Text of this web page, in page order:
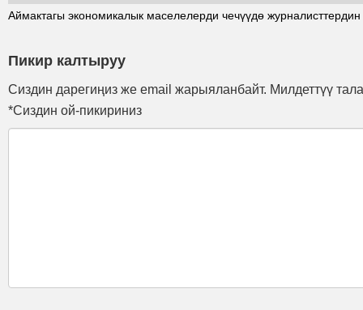
Аймактагы экономикалык маселелерди чечүүдө
Пикир калтыруу
Сиздин дарегиңиз же email жарыяланбайт. Милдеттүү
*Сиздин ой-пикириниз